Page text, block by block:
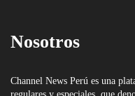
Nosotros
Channel News Perú es una